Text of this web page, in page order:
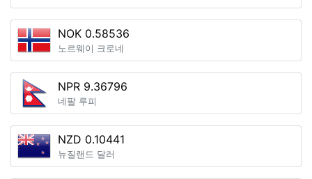
NOK 0.58536
노르웨이 크로네
NPR 9.36796
네팔 루피
NZD 0.10441
뉴질랜드 달러